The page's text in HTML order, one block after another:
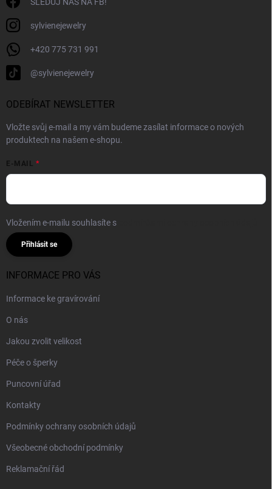
sylvienejewelry
+420 775 731 991
@sylvienejewelry
ODEBÍRAT NEWSLETTER
Vložte svůj e-mail a my vám budeme zasílat informace o nových
produktech na našem e-shopu.
E-MAIL
Vložením e-mailu souhlasíte s
Přihlásit se
INFORMACE PRO VÁS
Informace ke gravírování
O nás
Jakou zvolit velikost
Péče o šperky
Puncovní úřad
Kontakty
Podmínky ochrany osobních údajů
Všeobecné obchodní podmínky
Reklamační řád